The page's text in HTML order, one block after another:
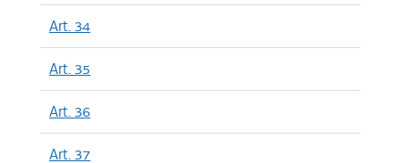
Art. 34
Art. 35
Art. 36
Art. 37